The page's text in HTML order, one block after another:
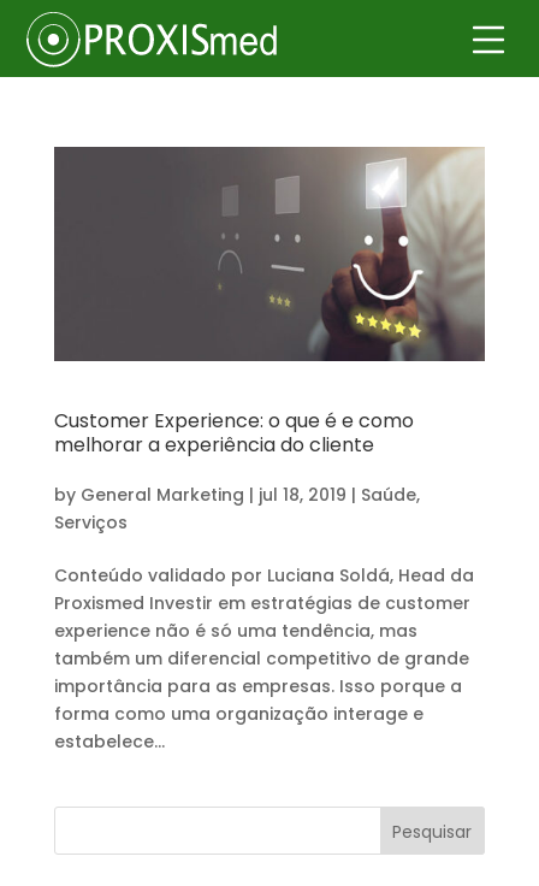
Customer Experience: o que é e como
melhorar a experiência do cliente
by General Marketing | jul 18, 2019 | Saúde,
Serviços
Conteúdo validado por Luciana Soldá, Head da
Proxismed Investir em estratégias de customer
experience não é só uma tendência, mas
também um diferencial competitivo de grande
importância para as empresas. Isso porque a
forma como uma organização interage e
estabelece...
Pesquisar